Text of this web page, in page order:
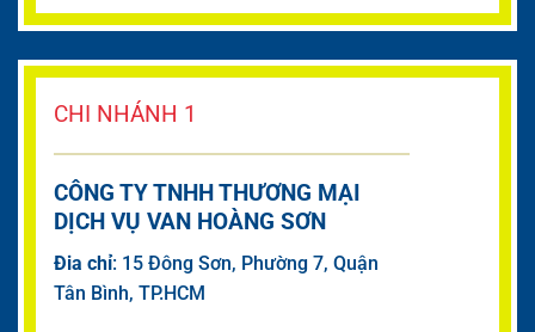
CHI NHÁNH 1
CÔNG TY TNHH THƯƠNG MẠI
DỊCH VỤ VAN HOÀNG SƠN
Đia chỉ: 15 Đông Sơn, Phường 7, Quận
Tân Bình, TP.HCM